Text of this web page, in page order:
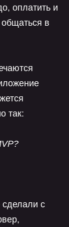
оплатить и
в
так:
с